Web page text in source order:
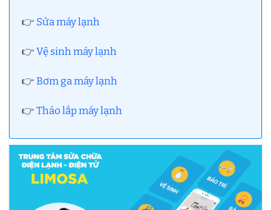
👉 Sửa máy lạnh
👉Vệ sinh máy lạnh
👉Bơm ga máy lạnh
👉Tháo lắp máy lạnh